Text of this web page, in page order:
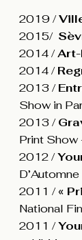
2019 /
2015/
2014 /
2014 /
2013 /
Show in
2013 /
Print Show
2012 /
D’Automne
2011 /«
National
2011 /